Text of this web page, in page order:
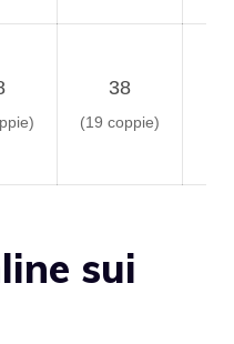
38
(19 coppie)
sui